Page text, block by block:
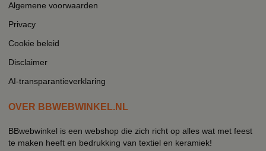
Algemene voorwaarden
Privacy
Cookie beleid
Disclaimer
AI-transparantieverklaring
OVER BBWEBWINKEL.NL
BBwebwinkel is een webshop die zich richt op alles wat met feest
te maken heeft en bedrukking van textiel en keramiek!